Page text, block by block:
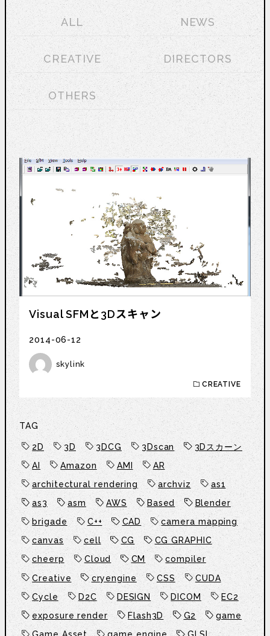
ALL NEWS
CREATIVE DIRECTORS
OTHERS
Visual SFMと3Dスキャン
2014-06-12
skylink
CREATIVE
TAG
2D 3D 3DCG 3Dscan
3Dスカーン
AI
Amazon AMI
AR
architectural rendering
archviz
as1
as3
asm AWS Based
Blender
brigade
C++ CAD
camera mapping
canvas
cell CG
CG GRAPHIC
cheerp
Cloud CM
compiler
Creative
cryengine CSS
CUDA
Cycle
D2C DESIGN DICOM
EC2
exposure render
Flash3D G2
game